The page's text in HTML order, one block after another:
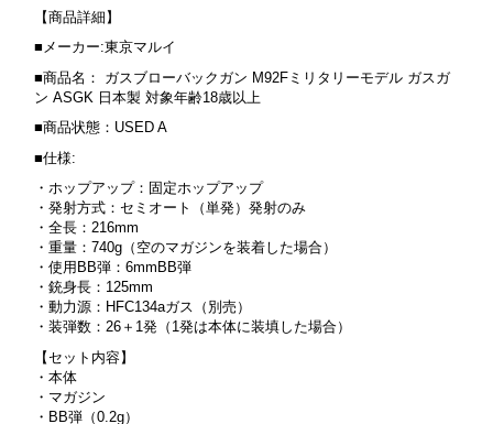
【商品詳細】
■メーカー:東京マルイ
■商品名： ガスブローバックガン M92Fミリタリーモデル ガスガ
ン ASGK 日本製 対象年齢18歳以上
■商品状態：USED A
■仕様:
・ホップアップ：固定ホップアップ
・発射方式：セミオート（単発）発射のみ
・全長：216mm
・重量：740g（空のマガジンを装着した場合）
・使用BB弾：6mmBB弾
・銃身長：125mm
・動力源：HFC134aガス（別売）
・装弾数：26＋1発（1発は本体に装填した場合）
【セット内容】
・本体
・マガジン
・BB弾（0.2g）